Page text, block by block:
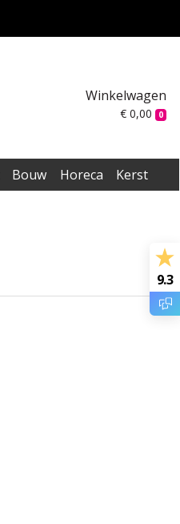
Winkelwagen
€ 0,00 0
Bouw Horeca Kerst
9.3